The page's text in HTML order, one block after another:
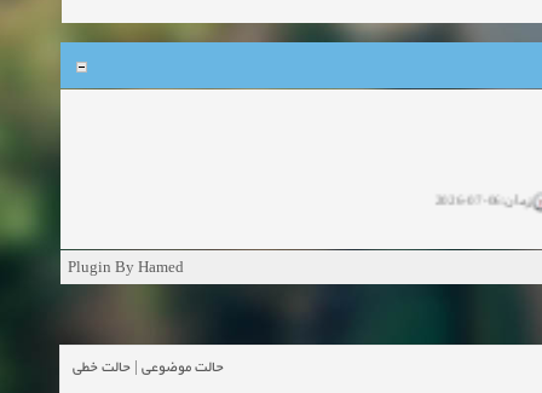
04-2025
Plugin By Hamed
حالت موضوعی حالت خطی